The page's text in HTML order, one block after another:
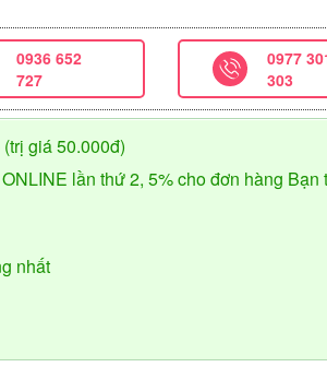
0936 652
727
0977
303
giá 50.000đ)
lần thứ 2, 5% cho đơn hàng
nhất